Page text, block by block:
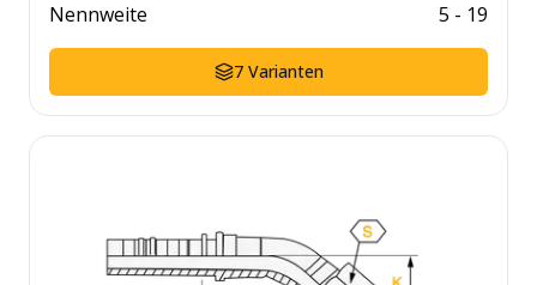
Nennweite 5 - 19
7 Varianten